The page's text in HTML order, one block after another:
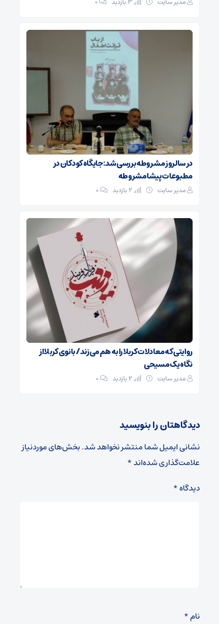
مدیر سایت ۰
در سالروز مشروطه بررسی شد: جایگاه کودکان در
مطبوعات پیشامشروطه
مدیر سایت ۰
روایتی که معادلات کربلا را به هم می‌زند/ بانوی کربلا از
نگاه یک مسیحی
مدیر سایت ۰
دیدگاهتان را بنویسید
نشانی ایمیل شما منتشر نخواهد شد.بخش‌های موردنیاز
علامت‌گذاری شده‌اند*
دیدگاه*
نام*